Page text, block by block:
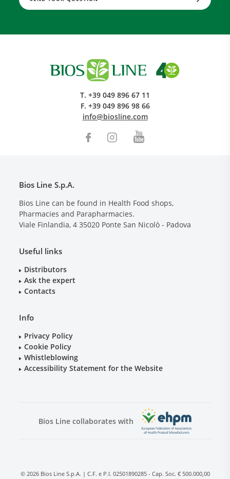
T. +39 049 896 67 11
F. +39 049 896 98 66
info@biosline.com
Bios Line S.p.A.
Bios Line can be found in Health Food shops,
Pharmacies and Parapharmacies.
Viale Finlandia, 4 35020 Ponte San Nicolò - Padova
Useful links
Distributors
Ask the expert
Contacts
Info
Privacy Policy
Cookie Policy
Whistleblowing
Accessibility Statement for the Website
Bios Line collaborates with
© 2026 Bios Line S.p.A. | C.F. e P.I. 02501890285 - Cap. Soc. € 500.000,00